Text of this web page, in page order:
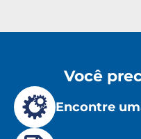
Você
Encontre